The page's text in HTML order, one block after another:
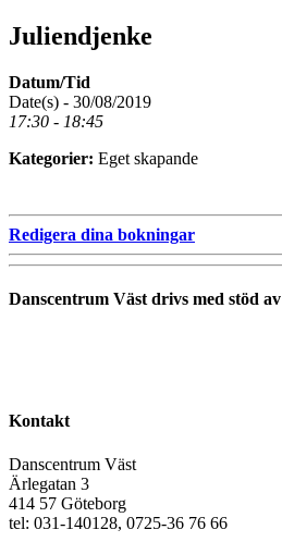
Juliendjenke
Datum/Tid
Date(s) - 30/08/2019
17:30 - 18:45
Kategorier: Eget skapande
Redigera dina bokningar
Danscentrum Väst drivs med stöd av
Kontakt
Danscentrum Väst
Ärlegatan 3
414 57 Göteborg
tel: 031-140128, 0725-36 76 66